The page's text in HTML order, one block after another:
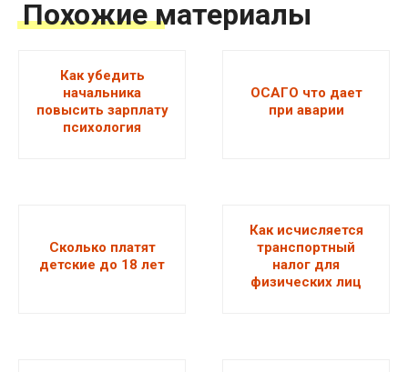
Похожие материалы
Как убедить
начальника
повысить зарплату
психология
ОСАГО что дает
при аварии
Сколько платят
детские до 18 лет
Как исчисляется
транспортный
налог для
физических лиц